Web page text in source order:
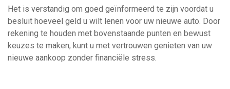
Het is verstandig om goed geïnformeerd te zijn voordat u
besluit hoeveel geld u wilt lenen voor uw nieuwe auto. Door
rekening te houden met bovenstaande punten en bewust
keuzes te maken, kunt u met vertrouwen genieten van uw
nieuwe aankoop zonder financiële stress.